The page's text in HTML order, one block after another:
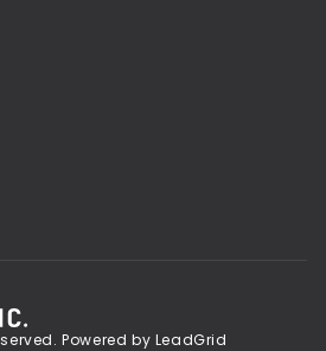
Powered by LeadGrid